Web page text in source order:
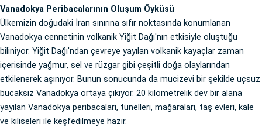
Vanadokya Peribacalarının Oluşum Öyküsü
Ülkemizin doğudaki İran sınırına sıfır noktasında konumlanan
Vanadokya cennetinin volkanik Yiğit Dağı'nın etkisiyle oluştuğu
biliniyor. Yiğit Dağı'ndan çevreye yayılan volkanik kayaçlar zaman
içerisinde yağmur, sel ve rüzgar gibi çeşitli doğa olaylarından
etkilenerek aşınıyor. Bunun sonucunda da mucizevi bir şekilde uçsuz
bucaksız Vanadokya ortaya çıkıyor. 20 kilometrelik dev bir alana
yayılan Vanadokya peribacaları, tünelleri, mağaraları, taş evleri, kale
ve kiliseleri ile keşfedilmeye hazır.